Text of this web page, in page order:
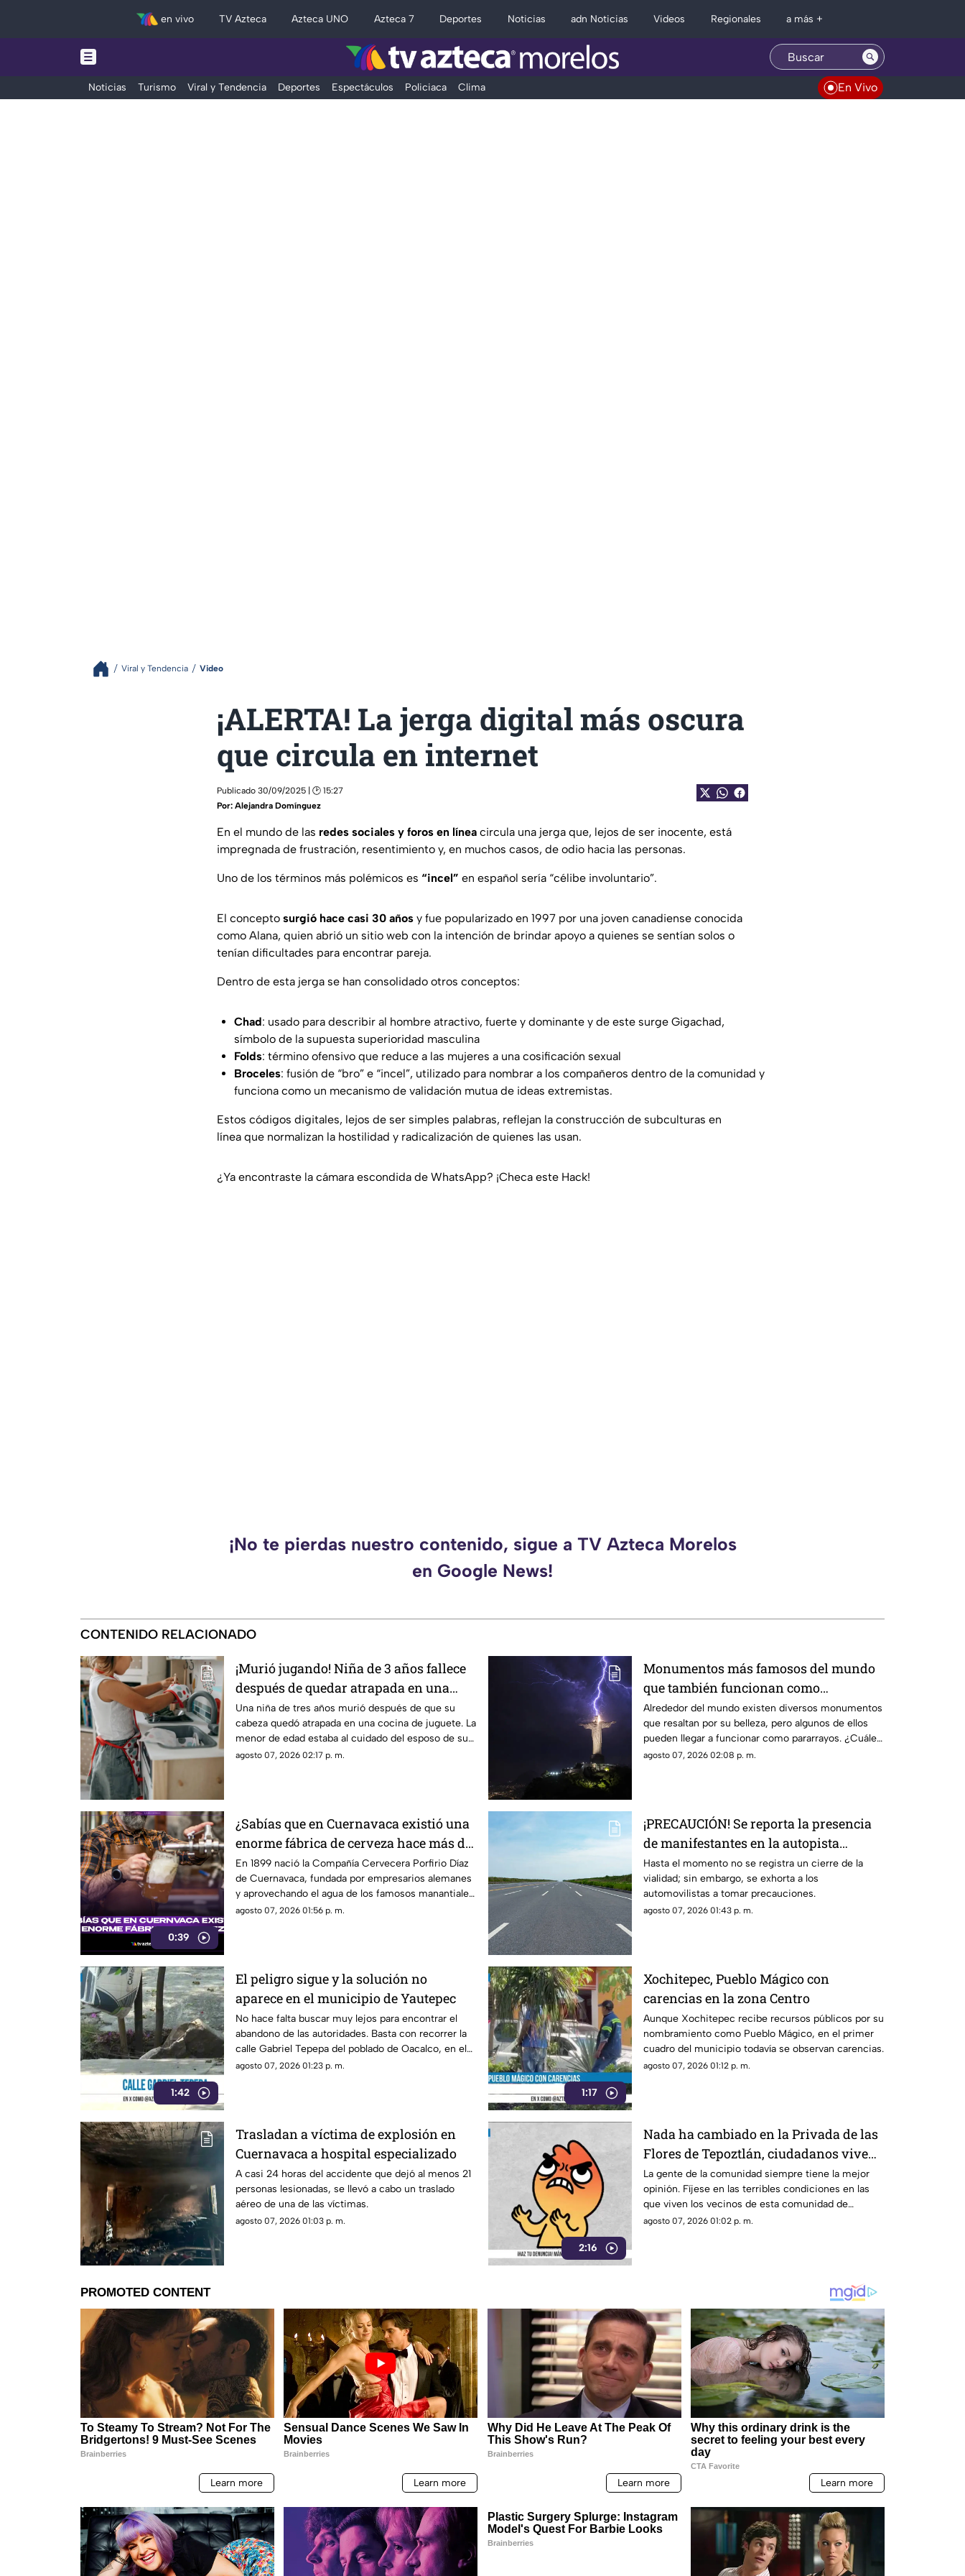
en vivo TV Azteca Azteca UNO Azteca 7 Deportes Noticias adn Noticias Videos Regionales a más +
Noticias Turismo Viral y Tendencia Deportes Espectáculos Policiaca Clima En Vivo
Viral y Tendencia Video
¡ALERTA! La jerga digital más oscura
que circula en internet
Publicado 30/09/2025 | 🕑 15:27
Por: Alejandra Domínguez
En el mundo de las redes sociales y foros en línea circula una jerga que, lejos de ser inocente, está
impregnada de frustración, resentimiento y, en muchos casos, de odio hacia las personas.
Uno de los términos más polémicos es “incel” en español sería “célibe involuntario”.
El concepto surgió hace casi 30 años y fue popularizado en 1997 por una joven canadiense conocida
como Alana, quien abrió un sitio web con la intención de brindar apoyo a quienes se sentían solos o
tenían dificultades para encontrar pareja.
Dentro de esta jerga se han consolidado otros conceptos:
Chad: usado para describir al hombre atractivo, fuerte y dominante y de este surge Gigachad,
símbolo de la supuesta superioridad masculina
Folds: término ofensivo que reduce a las mujeres a una cosificación sexual
Broceles: fusión de “bro” e “incel”, utilizado para nombrar a los compañeros dentro de la comunidad y
funciona como un mecanismo de validación mutua de ideas extremistas.
Estos códigos digitales, lejos de ser simples palabras, reflejan la construcción de subculturas en
línea que normalizan la hostilidad y radicalización de quienes las usan.
¿Ya encontraste la cámara escondida de WhatsApp? ¡Checa este Hack!
¡No te pierdas nuestro contenido, sigue a TV Azteca Morelos
en Google News!
CONTENIDO RELACIONADO
¡Murió jugando! Niña de 3 años fallece
después de quedar atrapada en una
cocina de juguete
Una niña de tres años murió después de que su
cabeza quedó atrapada en una cocina de juguete. La
menor de edad estaba al cuidado del esposo de su
niñera.
agosto 07, 2026 02:17 p. m.
Monumentos más famosos del mundo
que también funcionan como
pararrayos, ¿por qué ocurre esto?
Alrededor del mundo existen diversos monumentos
que resaltan por su belleza, pero algunos de ellos
pueden llegar a funcionar como pararrayos. ¿Cuáles
son?
agosto 07, 2026 02:08 p. m.
0:39
¿Sabías que en Cuernavaca existió una
enorme fábrica de cerveza hace más de
120 años?
En 1899 nació la Compañía Cervecera Porfirio Díaz
de Cuernavaca, fundada por empresarios alemanes
y aprovechando el agua de los famosos manantiales
de la zona.
agosto 07, 2026 01:56 p. m.
¡PRECAUCIÓN! Se reporta la presencia
de manifestantes en la autopista
Cuernavaca-Acapulco
Hasta el momento no se registra un cierre de la
vialidad; sin embargo, se exhorta a los
automovilistas a tomar precauciones.
agosto 07, 2026 01:43 p. m.
1:42
El peligro sigue y la solución no
aparece en el municipio de Yautepec
No hace falta buscar muy lejos para encontrar el
abandono de las autoridades. Basta con recorrer la
calle Gabriel Tepepa del poblado de Oacalco, en el
municipio de Yautepec.
agosto 07, 2026 01:23 p. m.
1:17
Xochitepec, Pueblo Mágico con
carencias en la zona Centro
Aunque Xochitepec recibe recursos públicos por su
nombramiento como Pueblo Mágico, en el primer
cuadro del municipio todavía se observan carencias.
agosto 07, 2026 01:12 p. m.
Trasladan a víctima de explosión en
Cuernavaca a hospital especializado
A casi 24 horas del accidente que dejó al menos 21
personas lesionadas, se llevó a cabo un traslado
aéreo de una de las víctimas.
agosto 07, 2026 01:03 p. m.
2:16
Nada ha cambiado en la Privada de las
Flores de Tepoztlán, ciudadanos viven
sin pavimento ni drenaje
La gente de la comunidad siempre tiene la mejor
opinión. Fíjese en las terribles condiciones en las
que viven los vecinos de esta comunidad de
Tepoztlán.
agosto 07, 2026 01:02 p. m.